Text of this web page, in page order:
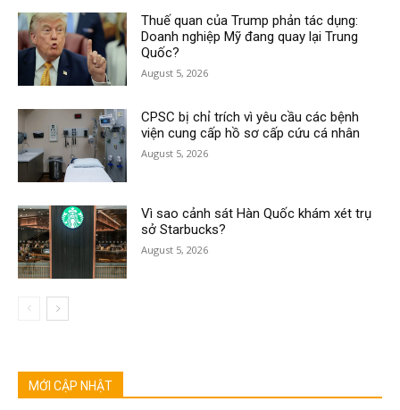
Thuế quan của Trump phản tác dụng:
Doanh nghiệp Mỹ đang quay lại Trung
Quốc?
August 5, 2026
CPSC bị chỉ trích vì yêu cầu các bệnh
viện cung cấp hồ sơ cấp cứu cá nhân
August 5, 2026
Vì sao cảnh sát Hàn Quốc khám xét trụ
sở Starbucks?
August 5, 2026
MỚI CẬP NHẬT